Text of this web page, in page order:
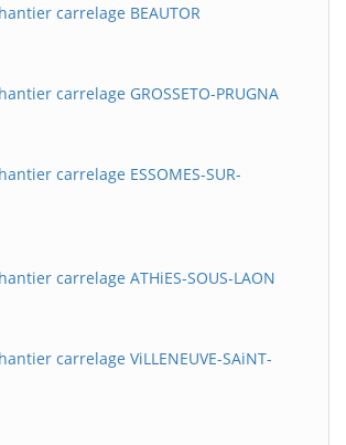
carrelage BEAUTOR
carrelage GROSSETO-PRUGNA
carrelage ESSOMES-SUR-
carrelage ATHiES-SOUS-LAON
carrelage ViLLENEUVE-SAiNT-